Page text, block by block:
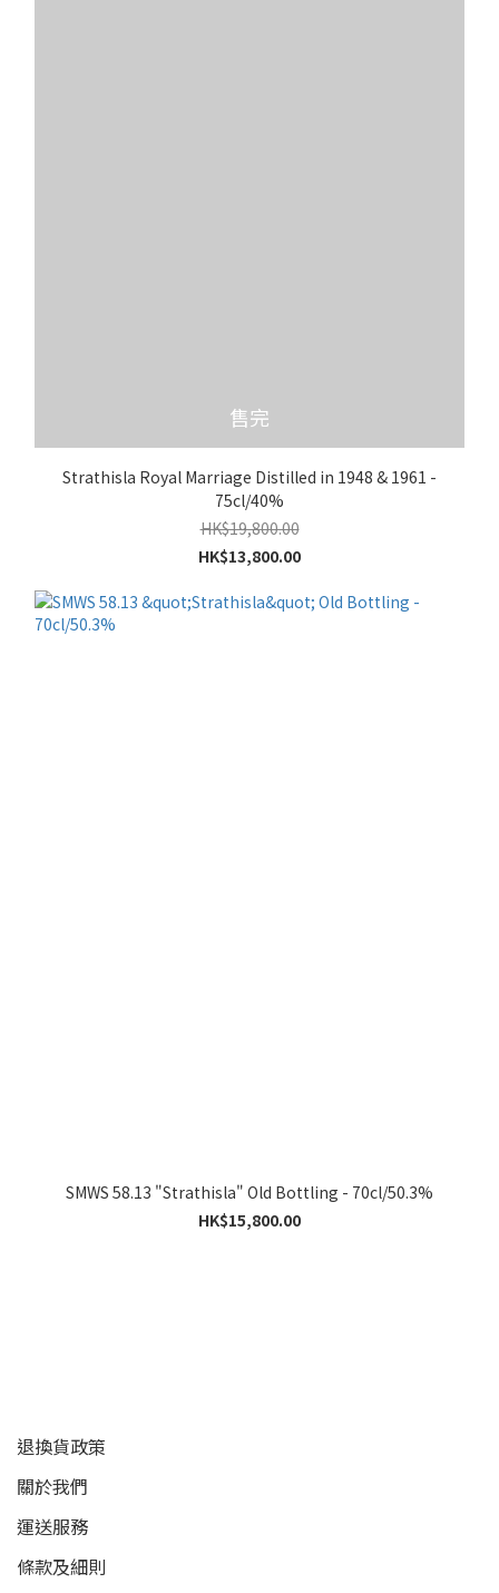
售完
Strathisla Royal Marriage Distilled in 1948 & 1961 -
75cl/40%
HK$19,800.00
HK$13,800.00
SMWS 58.13 "Strathisla" Old Bottling - 70cl/50.3%
HK$15,800.00
退換貨政策
關於我們
運送服務
條款及細則